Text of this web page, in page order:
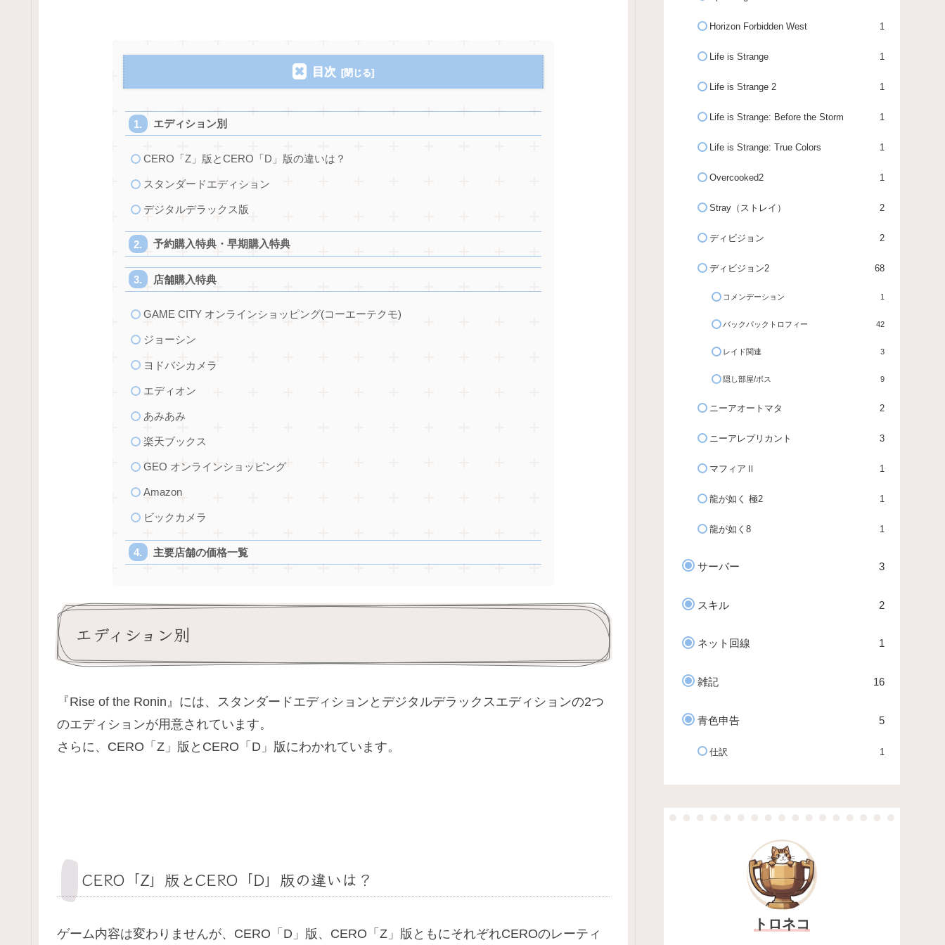
目次
エディション別
CERO「Z」版とCERO「D」版の違いは？
スタンダードエディション
デジタルデラックス版
予約購入特典・早期購入特典
店舗購入特典
GAME CITY オンラインショッピング(コーエーテクモ)
ジョーシン
ヨドバシカメラ
エディオン
あみあみ
楽天ブックス
GEO オンラインショッピング
Amazon
ビックカメラ
主要店舗の価格一覧
エディション別
『Rise of the Ronin』には、スタンダードエディションとデジタルデラックスエディションの2つ
のエディションが用意されています。
さらに、CERO「Z」版とCERO「D」版にわかれています。
CERO「Z」版とCERO「D」版の違いは？
ゲーム内容は変わりませんが、CERO「D」版、CERO「Z」版ともにそれぞれCEROのレーティ
Horizon Forbidden West 1
Life is Strange 1
Life is Strange 2 1
Life is Strange: Before the Storm 1
Life is Strange: True Colors 1
Overcooked2 1
Stray（ストレイ） 2
ディビジョン 2
ディビジョン2 68
コメンデーション 1
バックパックトロフィー 42
レイド関連 3
隠し部屋/ボス 9
ニーアオートマタ 2
ニーアレプリカント 3
マフィアⅡ 1
龍が如く 極2 1
龍が如く8 1
サーバー 3
スキル 2
ネット回線 1
雑記 16
青色申告 5
仕訳 1
トロネコ